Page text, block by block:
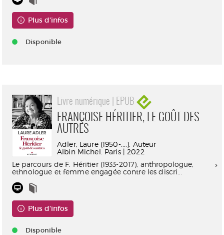
Plus d'infos
Disponible
Livre numérique | EPUB
FRANÇOISE HÉRITIER, LE GOÛT DES
AUTRES
Adler, Laure (1950-....). Auteur
Albin Michel. Paris | 2022
Le parcours de F. Héritier (1933-2017), anthropologue,
ethnologue et femme engagée contre les discri...
Plus d'infos
Disponible